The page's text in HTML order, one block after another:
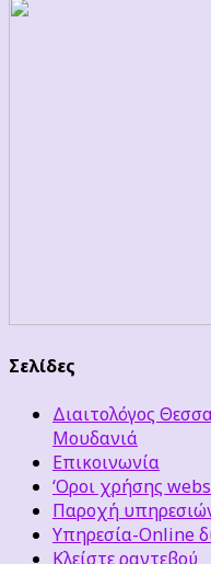
Σελίδες
Διαιτολόγος
Μουδανιά
Επικοινωνία
‘Οροι χρήσης
Παροχή
Υπηρεσία-Online
Κλείστε ραντεβού